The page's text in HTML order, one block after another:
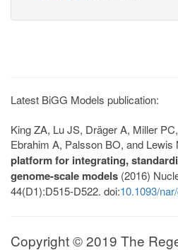
Latest BiGG Models publication:
King ZA, Lu JS, Dräger A, Miller
Ebrahim A, Palsson BO, and Lewis
platform for integrating,
genome-scale models (2016)
44(D1):D515-D522. doi:10.1093/
Copyright © 2019 The